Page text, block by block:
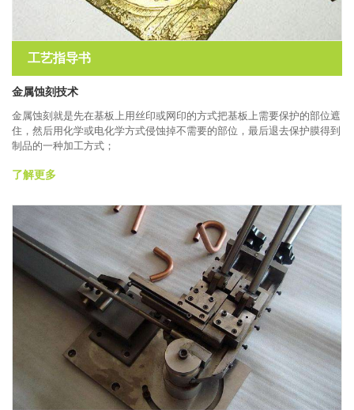
工艺指导书
金属蚀刻技术
金属蚀刻就是先在基板上用丝印或网印的方式把基板上需要保护的部位遮
住，然后用化学或电化学方式侵蚀掉不需要的部位，最后退去保护膜得到
制品的一种加工方式；
了解更多